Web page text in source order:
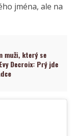
jména, ale na
muži, který se
Decroix: Prý jde